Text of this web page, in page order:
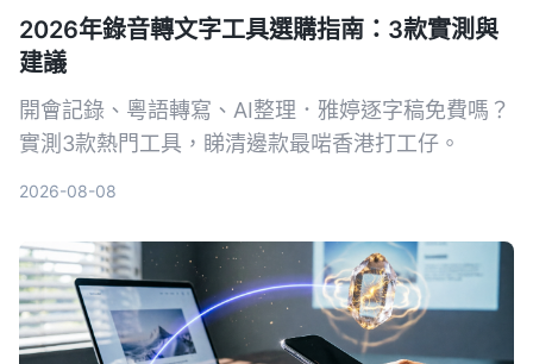
2026年錄音轉文字工具選購指南：3款實測與
建議
開會記錄、粵語轉寫、AI整理．雅婷逐字稿免費嗎？
實測3款熱門工具，睇清邊款最啱香港打工仔。
2026-08-08